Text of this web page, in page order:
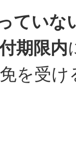
ていな
期限内
を受